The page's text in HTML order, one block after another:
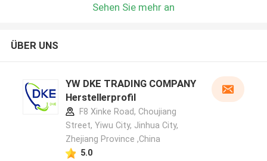
Sehen Sie mehr an
ÜBER UNS
YW DKE TRADING COMPANY
Herstellerprofil
F8 Xinke Road, Choujiang
Street, Yiwu City, Jinhua City,
Zhejiang Province ,China
5.0